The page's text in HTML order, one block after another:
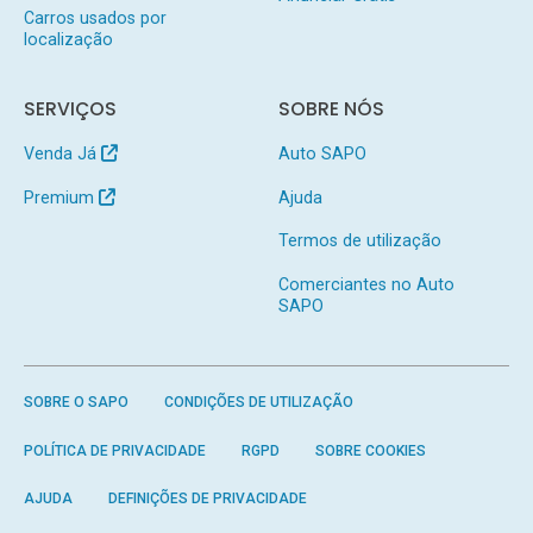
Carros usados por
localização
SERVIÇOS
Venda Já
Premium
SOBRE NÓS
Auto SAPO
Ajuda
Termos de utilização
Comerciantes no Auto
SAPO
SOBRE O SAPO CONDIÇÕES DE UTILIZAÇÃO
POLÍTICA DE PRIVACIDADE RGPD SOBRE COOKIES
AJUDA DEFINIÇÕES DE PRIVACIDADE